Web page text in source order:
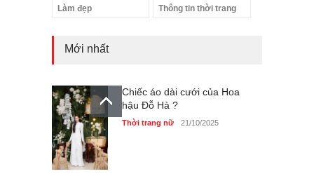
Làm đẹp Thông tin thời trang
Mới nhất
Chiếc áo dài cưới của Hoa
hậu Đỗ Hà ?
Thời trang nữ 21/10/2025